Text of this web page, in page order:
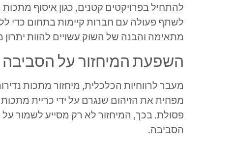
להתחיל בפרויקטים קטנים, כגון איסוף
לשתף פעולה עם חברות קיימות בתחום כדי
מתאימה והבנה של השוק עשויים להוות
השפעת המיחזור על הסביבה
מעבר לרווחיות הכלכלית, מיחזור מתכות
מפחית את הזיהום שנגרם על ידי כריית
פסולת. בכך, המיחזור לא רק מסייע לשמור
הסביבה.